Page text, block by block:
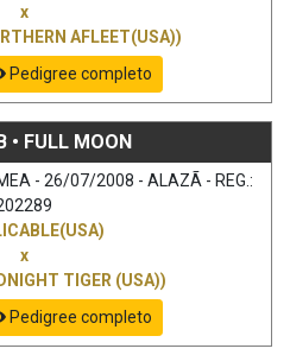
x
AFLEET(USA))
Pedigree completo
• FULL MOON
- 26/07/2008 - ALAZÃ - REG.:
x
TIGER (USA))
Pedigree completo